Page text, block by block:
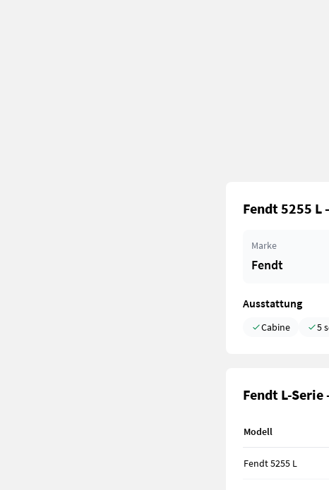
Fendt 5255 L
Marke
Fendt
Ausstattung
Cabine 5
Fendt L-
Modell
Fendt 5255 L